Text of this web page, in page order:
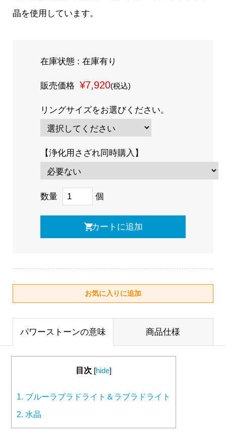
晶を使用しています。
在庫状態 : 在庫有り
販売価格 ¥7,920(税込)
リングサイズをお選びください。
【浄化用さざれ同時購入】
数量 個
パワーストーンの意味 商品仕様
目次 [hide]
1.
ブルーラブラドライト＆ラブラドライト
2. 水晶